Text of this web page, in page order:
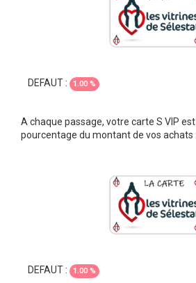
DEFAUT : 1.00 %
A chaque passage, votre carte S VIP
pourcentage du montant de vos achats :
DEFAUT : 1.00 %